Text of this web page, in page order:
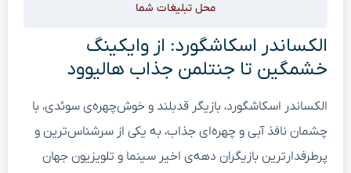
محل تبلیغات شما
الکساندر اسکاشگورد: از وایکینگ
خشمگین تا جنتلمن جذاب هالیوود
الکساندر اسکاشگورد، بازیگر قدبلند و خوش‌چهره‌ی سوئدی، با
چشمان نافذ آبی و چهره‌ای جذاب، به یکی از سرشناس‌ترین و
پرطرفدارترین بازیگران دهه‌ی اخیر سینما و تلویزیون جهان